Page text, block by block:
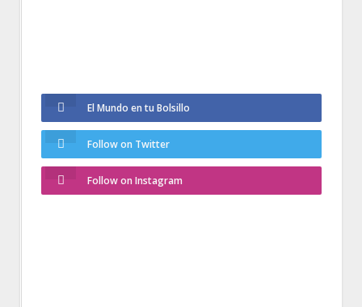
El Mundo en tu Bolsillo
Follow on Twitter
Follow on Instagram